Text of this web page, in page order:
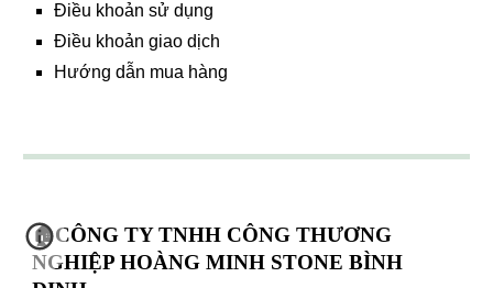
Điều khoản sử dụng
Điều khoản giao dịch
Hướng dẫn mua hàng
🏠CÔNG TY TNHH CÔNG THƯƠNG
NGHIỆP HOÀNG MINH STONE BÌNH